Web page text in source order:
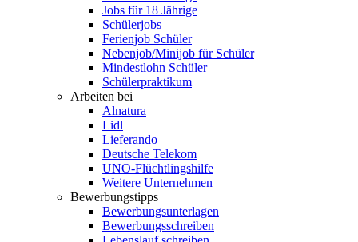
Jobs für 18 Jährige
Schülerjobs
Ferienjob Schüler
Nebenjob/Minijob für Schüler
Mindestlohn Schüler
Schülerpraktikum
Arbeiten bei
Alnatura
Lidl
Lieferando
Deutsche Telekom
UNO-Flüchtlingshilfe
Weitere Unternehmen
Bewerbungstipps
Bewerbungsunterlagen
Bewerbungsschreiben